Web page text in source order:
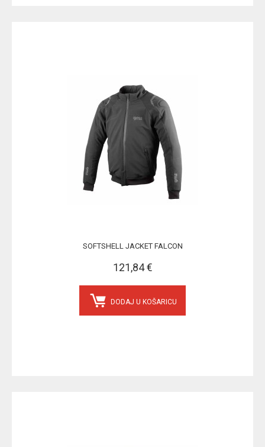
SOFTSHELL JACKET FALCON
121,84 €
DODAJ U KOŠARICU